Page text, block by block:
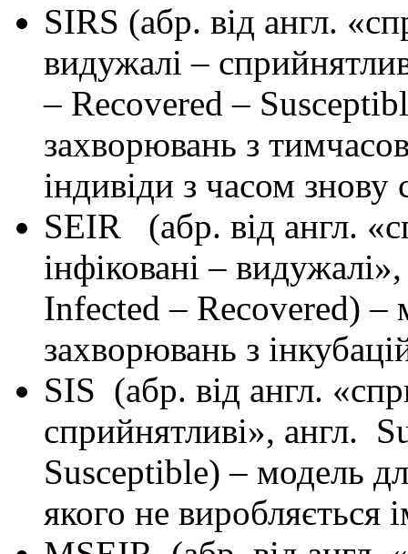
SIRS (абр. від англ.
видужалі –
– Recovered –
захворювань з
індивіди з часом
SEIR (абр. від англ.
інфіковані –
Infected – Recovered) –
захворювань з
SIS (абр. від англ.
сприйнятливі», англ.
Susceptible) – модель
якого не виробляється